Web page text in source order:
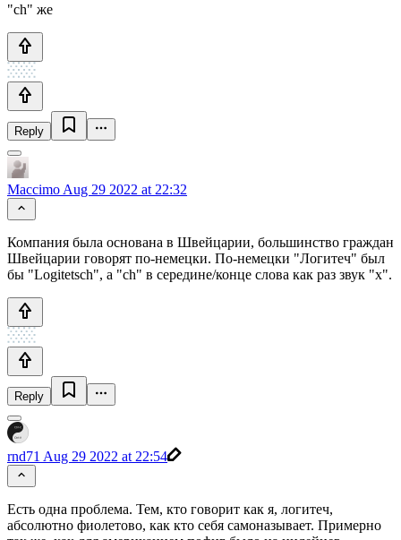
"ch" же
Reply
Maccimo Aug 29 2022 at 22:32
Компания была основана в Швейцарии, большинство граждан
Швейцарии говорят по-немецки. По-немецки "Логитеч" был
бы "Logitetsch", а "ch" в середине/конце слова как раз звук "х".
Reply
rnd71 Aug 29 2022 at 22:54
Есть одна проблема. Тем, кто говорит как я, логитеч,
абсолютно фиолетово, как кто себя самоназывает. Примерно